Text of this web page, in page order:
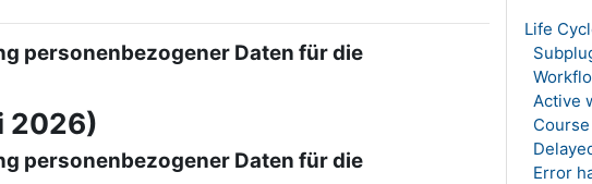
personenbezogener Daten für die
2026)
personenbezogener Daten für die
Life
Active
Error